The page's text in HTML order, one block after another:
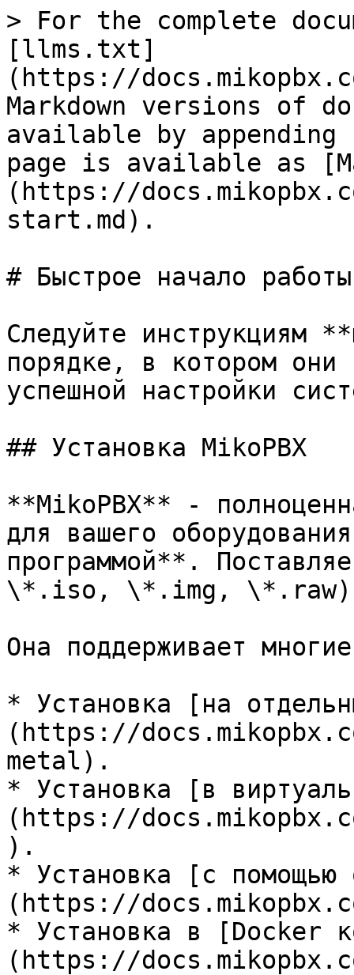
> For the complete
[llms.txt]
(https://
Markdown versions of
available by
page is available as
(https://
start.md).
# Быстрое начало работы
Следуйте инструкциям
порядке, в котором они
успешной настройки
## Установка MikoPBX
**MikoPBX** -
для вашего
программой**.
\*.iso, \*.img,
Она поддерживает
* Установка [на
(https://
metal).
* Установка [в
(https://
).
* Установка [с помощью
(https://
* Установка в [Docker
(https://